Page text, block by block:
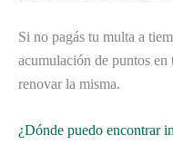
Si no pagás tu multa a
acumulación de puntos
renovar la misma.
¿Dónde puedo encontrar